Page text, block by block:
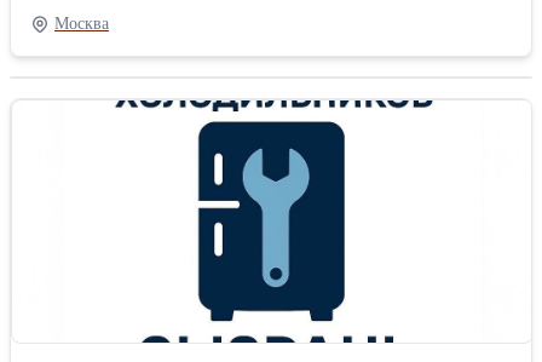
или пара ведущих в русском стиле. Мы наполняем торжество
песнями, плясками, конкурсами, русскими забавами и
традиционными обрядами. На вашем празднике сможет принять
может быть баянист на свадьбу или выкуп невесты, группа
артистов на на семейное торжество и полный состав на
муниципальный праздник. Фольклорный ансамбль « у барина»
готов выступить с программой песен на любом мероприятии
или концерте. В программе песни Виктора Баринов и обработки
русских народных песен. Мы исполняем песни Советского
времени и песни о Великой отечественной войне. Мы проводим
свадьбы в русском стиле – ведущий и музыка, русские традиции.
песнями и конкурсами, сопровождение на прогулке.
Москва